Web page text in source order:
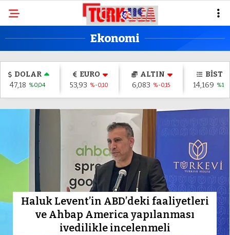
Ekonomi
DOLAR
47,18 %0,04
EURO
53,93 %-0,10
ALTIN
6,083 %-0,15
BİST
14,169
Haluk Levent’in ABD’deki faaliyetleri
ve Ahbap America yapılanması
ivedilikle incelenmeli